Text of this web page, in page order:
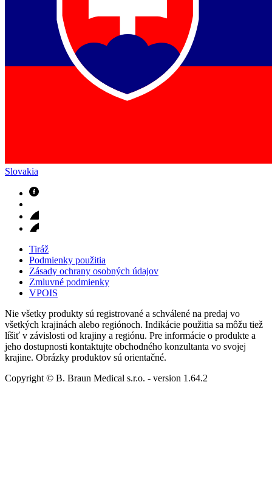
Slovakia
Tiráž
Podmienky použitia
Zásady ochrany osobných údajov
Zmluvné podmienky
VPOIS
Nie všetky produkty sú registrované a schválené na predaj vo
všetkých krajinách alebo regiónoch. Indikácie použitia sa môžu tiež
líšiť v závislosti od krajiny a regiónu. Pre informácie o produkte a
jeho dostupnosti kontaktujte obchodného konzultanta vo svojej
krajine. Obrázky produktov sú orientačné.
Copyright © B. Braun Medical s.r.o. - version 1.64.2